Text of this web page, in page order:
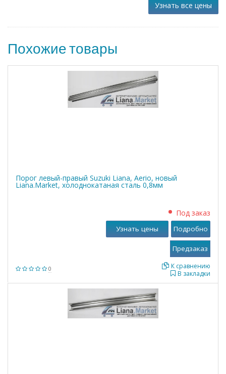
Узнать все цены
Похожие товары
Порог левый-правый Suzuki Liana, Aerio, новый
Liana.Market, холоднокатаная сталь 0,8мм
0
Под заказ
В закладки
К сравнению
Узнать цены Подробно